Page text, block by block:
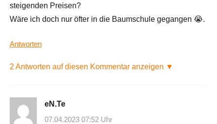
steigenden Preisen?
Wäre ich doch nur öfter in die Baumschule gegangen 😭.
Antworten
2 Antworten auf diesen Kommentar anzeigen ▼
eN.Te
07.04.2023 07:52 Uhr